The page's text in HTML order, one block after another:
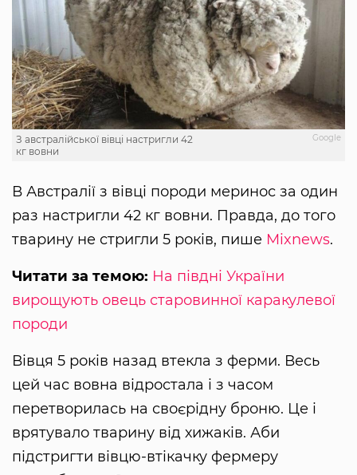
Google
З австралійської вівці настригли 42
кг вовни
В Австралії з вівці породи меринос за один
раз настригли 42 кг вовни. Правда, до того
тварину не стригли 5 років, пише Mixnews.
Читати за темою: На півдні України
вирощують овець старовинної каракулевої
породи
Вівця 5 років назад втекла з ферми. Весь
цей час вовна відростала і з часом
перетворилась на своєрідну броню. Це і
врятувало тварину від хижаків. Аби
підстригти вівцю-втікачку фермеру